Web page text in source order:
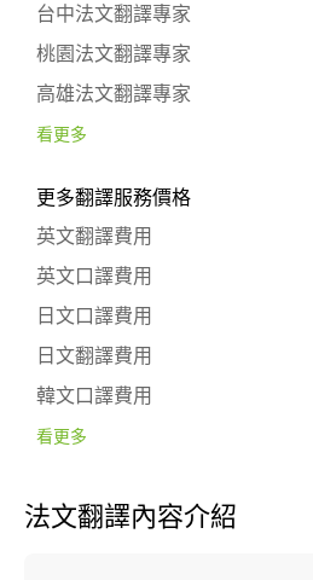
台中法文翻譯專家
桃園法文翻譯專家
高雄法文翻譯專家
看更多
更多翻譯服務價格
英文翻譯費用
英文口譯費用
日文口譯費用
日文翻譯費用
韓文口譯費用
看更多
法文翻譯內容介紹